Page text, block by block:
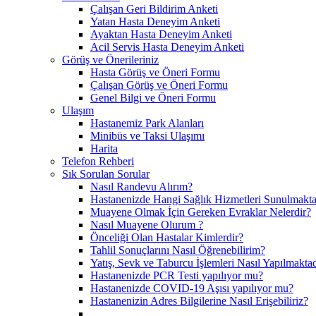
Çalışan Geri Bildirim Anketi
Yatan Hasta Deneyim Anketi
Ayaktan Hasta Deneyim Anketi
Acil Servis Hasta Deneyim Anketi
Görüş ve Önerileriniz
Hasta Görüş ve Öneri Formu
Çalışan Görüş ve Öneri Formu
Genel Bilgi ve Öneri Formu
Ulaşım
Hastanemiz Park Alanları
Minibüs ve Taksi Ulaşımı
Harita
Telefon Rehberi
Sık Sorulan Sorular
Nasıl Randevu Alırım?
Hastanenizde Hangi Sağlık Hizmetleri
Muayene Olmak İçin Gereken Evraklar Nelerdir?
Nasıl Muayene Olurum ?
Önceliği Olan Hastalar Kimlerdir?
Tahlil Sonuçlarını Nasıl Öğrenebilirim?
Yatış, Sevk ve Taburcu İşlemleri Nasıl
Hastanenizde PCR Testi yapılıyor mu?
Hastanenizde COVID-19 Aşısı yapılıyor mu?
Hastanenizin Adres Bilgilerine Nasıl Erişebiliriz?